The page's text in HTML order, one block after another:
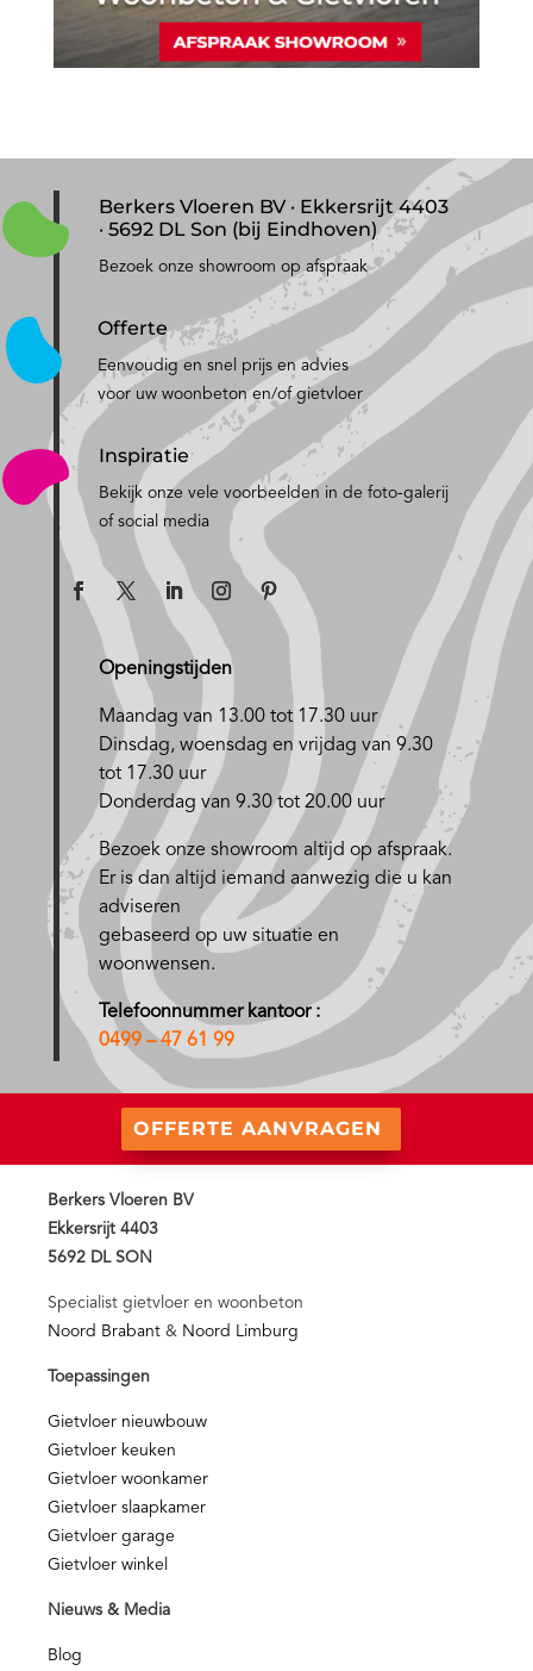
Berkers Vloeren BV · Ekkersrijt 4403
· 5692 DL Son (bij Eindhoven)
Bezoek onze showroom op afspraak
Offerte
Eenvoudig en snel prijs en advies
voor uw woonbeton en/of gietvloer
Inspiratie
Bekijk onze vele voorbeelden in de foto-galerij
of social media
Openingstijden
Maandag van 13.00 tot 17.30 uur
Dinsdag, woensdag en vrijdag van 9.30
tot 17.30 uur
Donderdag van 9.30 tot 20.00 uur
Bezoek onze showroom altijd op afspraak.
Er is dan altijd iemand aanwezig die u kan
adviseren
gebaseerd op uw situatie en
woonwensen.
Telefoonnummer kantoor :
0499 – 47 61 99
OFFERTE AANVRAGEN
Berkers Vloeren BV
Ekkersrijt 4403
5692 DL SON
Specialist gietvloer en woonbeton
Noord Brabant & Noord Limburg
Toepassingen
Gietvloer nieuwbouw
Gietvloer keuken
Gietvloer woonkamer
Gietvloer slaapkamer
Gietvloer garage
Gietvloer winkel
Nieuws & Media
Blog